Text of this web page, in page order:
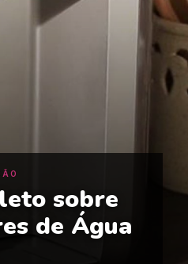
sobre
de Água